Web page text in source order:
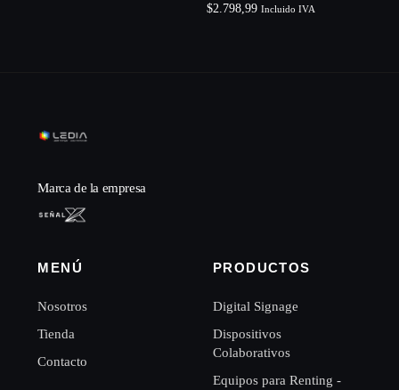
$2.798,99 Incluido IVA
Marca de la empresa
MENÚ
Nosotros
Tienda
Contacto
PRODUCTOS
Digital Signage
Dispositivos
Colaborativos
Equipos para Renting -